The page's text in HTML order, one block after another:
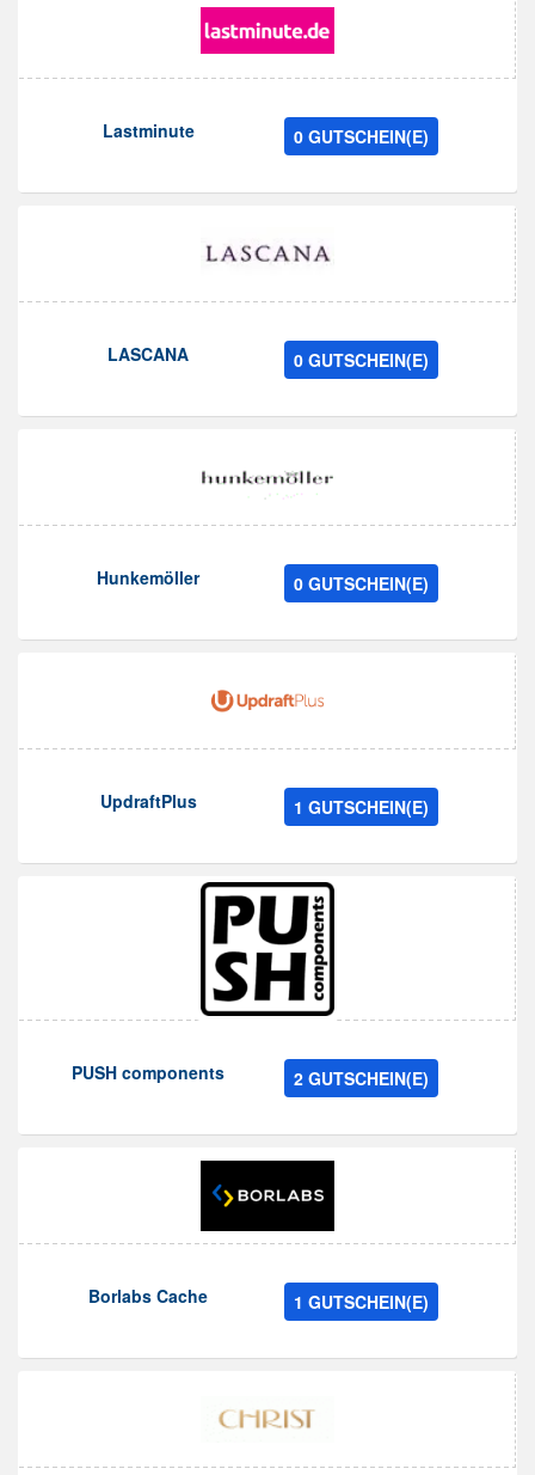
Lastminute 0 GUTSCHEIN(E)
LASCANA 0 GUTSCHEIN(E)
Hunkemöller 0 GUTSCHEIN(E)
UpdraftPlus 1 GUTSCHEIN(E)
PUSH components 2 GUTSCHEIN(E)
Borlabs Cache 1 GUTSCHEIN(E)